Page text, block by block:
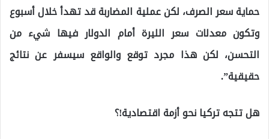
حماية سعر الصرف، لكن عملية المضاربة قد تهدأ خلال أسبوع
وتكون معدلات سعر الليرة أمام الدولار فيها شيء من
التحسن، لكن هذا مجرد توقع والواقع سيسفر عن نتائج
حقيقية”.
هل تتجه تركيا نحو أزمة اقتصادية!؟